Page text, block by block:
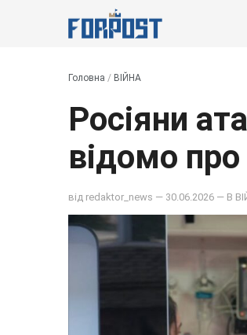
Головна / ВІЙНА
Росіяни
відомо
від redaktor_news — 30.06.2026 — В